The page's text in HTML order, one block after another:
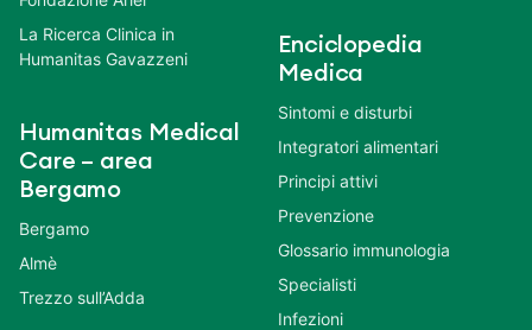
La Ricerca Clinica in
Humanitas Gavazzeni
Humanitas Medical
Care – area
Bergamo
Bergamo
Almè
Trezzo sull’Adda
Enciclopedia
Medica
Sintomi e disturbi
Integratori alimentari
Principi attivi
Prevenzione
Glossario immunologia
Specialisti
Infezioni